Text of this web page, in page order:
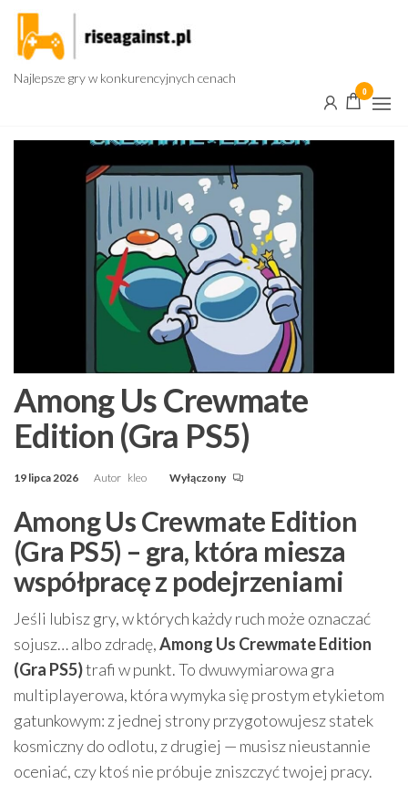
Przejdź
treści
Najlepsze gry w konkurencyjnych cenach
0
Among Us Crewmate
Edition (Gra PS5)
19 lipca 2026 Autor kleo Wyłączony
Among Us Crewmate Edition
(Gra PS5) – gra, która miesza
współpracę z podejrzeniami
Jeśli lubisz gry, w których każdy ruch może oznaczać
sojusz… albo zdradę,Among Us Crewmate Edition
(Gra PS5)trafi w punkt. To dwuwymiarowa gra
multiplayerowa, która wymyka się prostym etykietom
gatunkowym: z jednej strony przygotowujesz statek
kosmiczny do odlotu, z drugiej — musisz nieustannie
oceniać, czy ktoś nie próbuje zniszczyć twojej pracy.